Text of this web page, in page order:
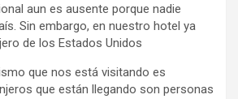
aun es ausente porque nadie
Sin embargo, en nuestro hotel ya
de los Estados Unidos
que nos está visitando es
que están llegando son personas